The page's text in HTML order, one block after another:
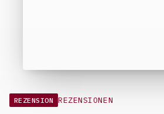
REZENSION REZENSIONEN